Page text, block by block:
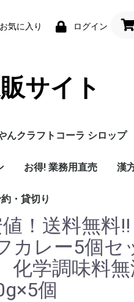
お気に入り ログイン
サイト
んクラフトコーラ シロップ
お得! 業務用直売 漢
・貸切り
！送料無料!!
カレー5個セ
学調味料無
個